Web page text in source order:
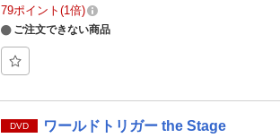
79ポイント 1倍
ご注文できない商品
DVD ワールドトリガー the Stage